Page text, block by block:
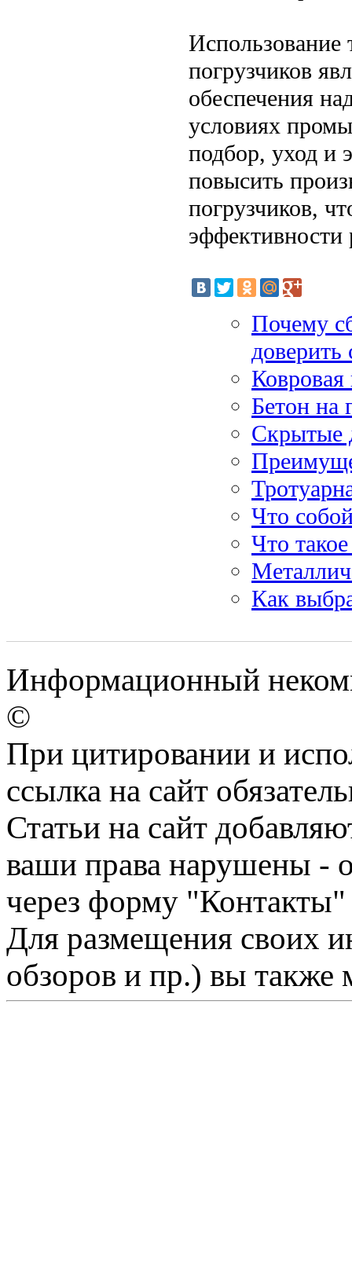
Использование
погрузчиков
обеспечения
условиях
подбор, уход и
повысить
погрузчиков,
эффективности
Почему
доверить
Ковровая
Бетон на
Скрытые
Что
Что
Как
Информационный
©
При цитировании и
ссылка на сайт
Статьи на сайт
ваши права нарушены -
через форму "Контакты"
Для размещения своих
обзоров и пр.) вы также